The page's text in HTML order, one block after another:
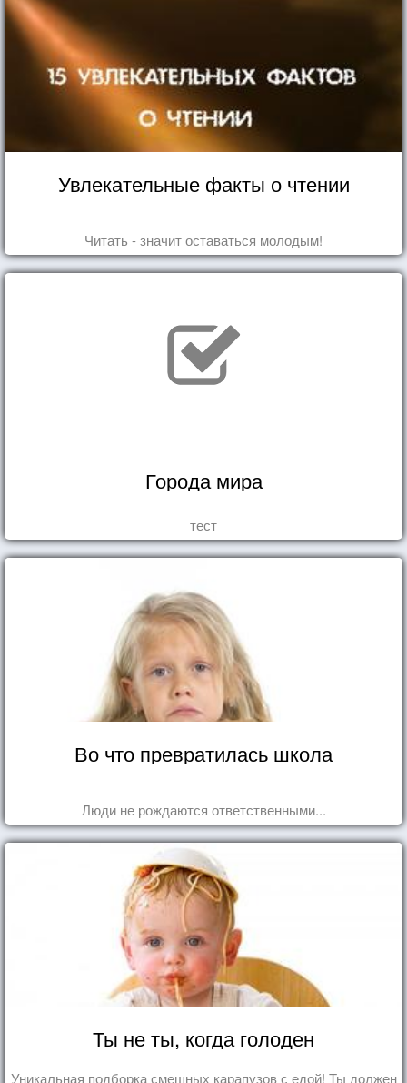
Увлекательные факты о чтении
Читать - значит оставаться молодым!
Города мира
тест
Во что превратилась школа
Люди не рождаются ответственными...
Ты не ты, когда голоден
Уникальная подборка смешных карапузов с едой! Ты должен